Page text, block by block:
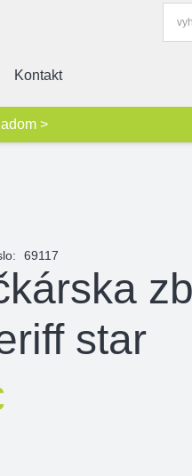
Kontakt
>
69117
star